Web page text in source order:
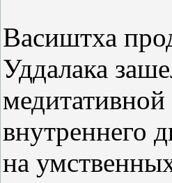
Васиштха
Уддалака
внутреннего
на